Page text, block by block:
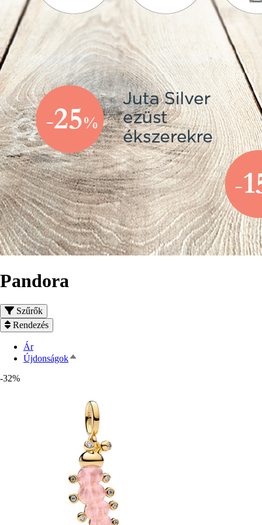
Pandora
Szűrők
Rendezés
Ár
ÚjdonságokCsökkenő
-32%